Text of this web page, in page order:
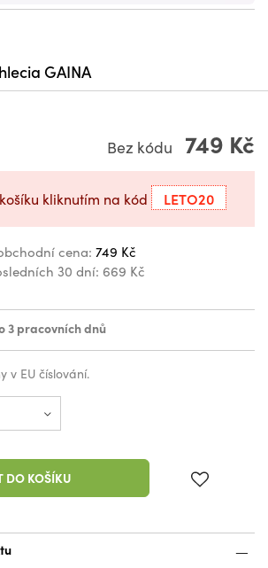
GAINA
Bez kódu 749 Kč
kliknutím na kód LETO20
cena: 749 Kč
30 dní: 669 Kč
3 pracovních dnů
v EU číslování.
DO KOŠÍKU